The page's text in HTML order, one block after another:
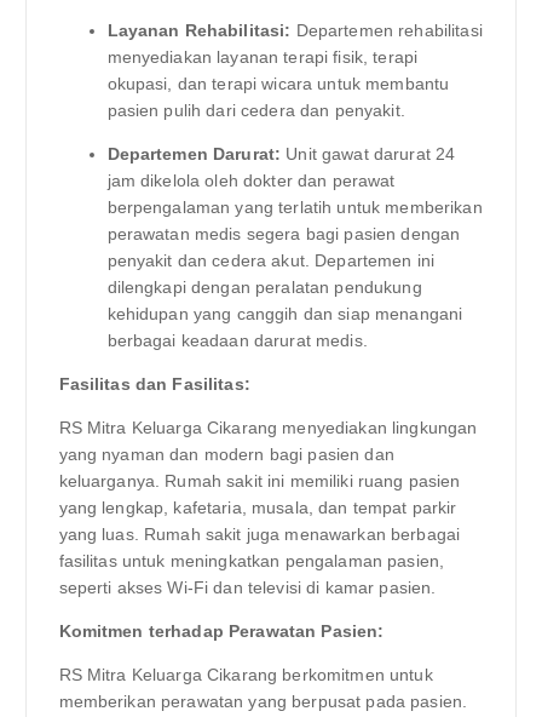
Layanan Rehabilitasi: Departemen rehabilitasi
menyediakan layanan terapi fisik, terapi
okupasi, dan terapi wicara untuk membantu
pasien pulih dari cedera dan penyakit.
Departemen Darurat: Unit gawat darurat 24
jam dikelola oleh dokter dan perawat
berpengalaman yang terlatih untuk memberikan
perawatan medis segera bagi pasien dengan
penyakit dan cedera akut. Departemen ini
dilengkapi dengan peralatan pendukung
kehidupan yang canggih dan siap menangani
berbagai keadaan darurat medis.
Fasilitas dan Fasilitas:
RS Mitra Keluarga Cikarang menyediakan lingkungan
yang nyaman dan modern bagi pasien dan
keluarganya. Rumah sakit ini memiliki ruang pasien
yang lengkap, kafetaria, musala, dan tempat parkir
yang luas. Rumah sakit juga menawarkan berbagai
fasilitas untuk meningkatkan pengalaman pasien,
seperti akses Wi-Fi dan televisi di kamar pasien.
Komitmen terhadap Perawatan Pasien:
RS Mitra Keluarga Cikarang berkomitmen untuk
memberikan perawatan yang berpusat pada pasien.